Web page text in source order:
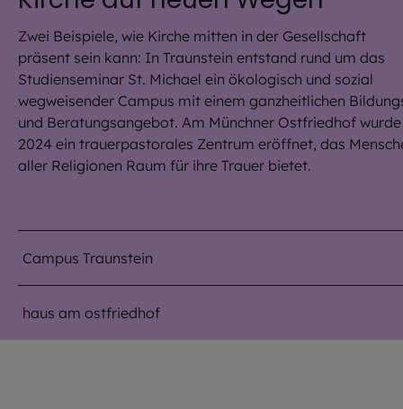
Zwei Beispiele, wie Kirche mitten in der Gesellschaft
präsent sein kann: In Traunstein entstand rund um das
Studienseminar St. Michael ein ökologisch und sozial
wegweisender Campus mit einem ganzheitlichen
und Beratungsangebot. Am Münchner Ostfriedhof wurde
2024 ein trauerpastorales Zentrum eröffnet, das
aller Religionen Raum für ihre Trauer bietet.
Campus Traunstein
haus am ostfriedhof